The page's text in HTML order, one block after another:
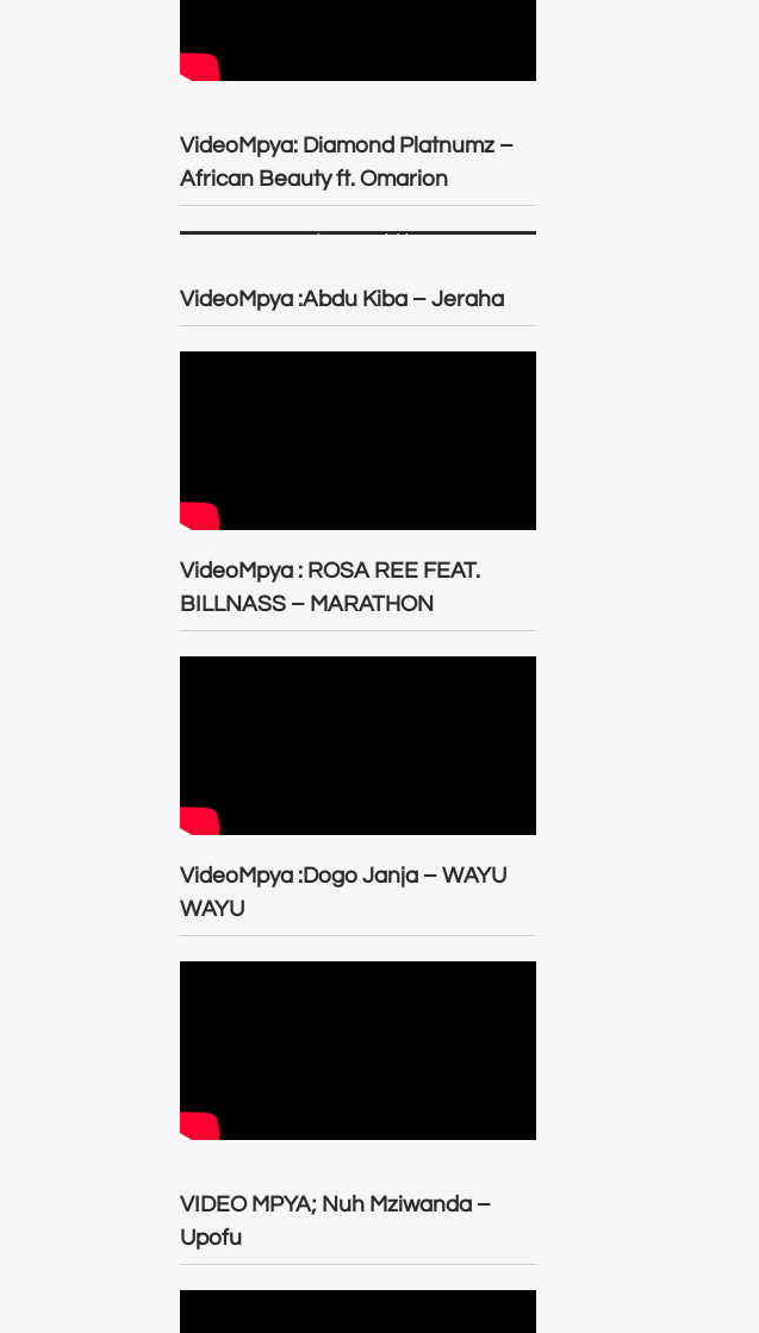
VideoMpya: Diamond Platnumz –
African Beauty ft. Omarion
VideoMpya :Abdu Kiba – Jeraha
VideoMpya : ROSA REE FEAT.
BILLNASS – MARATHON
VideoMpya :Dogo Janja – WAYU
WAYU
VIDEO MPYA; Nuh Mziwanda –
Upofu